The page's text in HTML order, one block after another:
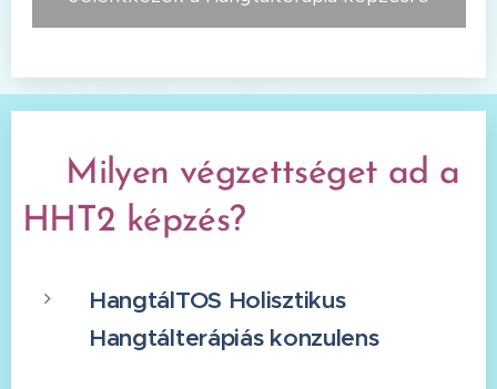
Milyen végzettséget ad a
HHT2 képzés?
HangtálTOS Holisztikus
Hangtálterápiás konzulens